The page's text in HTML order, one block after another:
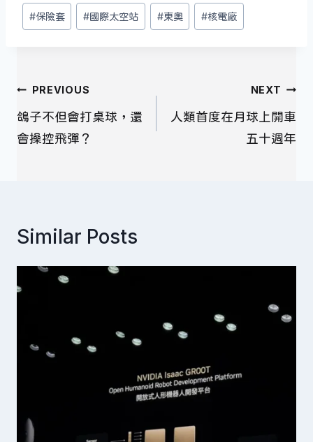
Post
Tags:
#保險套 #國際太空站 #東奧 #核電廠
文
章
導
PREVIOUS
鴿子不但會打桌球，還
會操控飛彈？
NEXT
人類首度在月球上開車
五十週年
Similar Posts